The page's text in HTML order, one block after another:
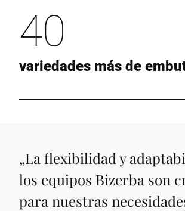
40
variedades más de
„La flexibilidad y
los equipos Bizerba son
para nuestras